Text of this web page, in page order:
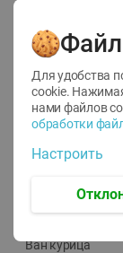
12
1.05 руб./
руб./шт
Корм влаж. для
Ван курица
Для удобства
cookie.
нами файлов
обработки
Настроить